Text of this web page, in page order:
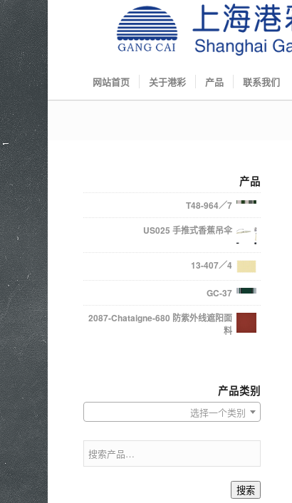
网站首页 关于港彩 产品 联系我们
产品
T48-964／7
US025 手推式香蕉吊伞
13-407／4
GC-37
2087-Chataigne-680 防紫外线遮阳面
料
产品类别
选择一个类别
搜索